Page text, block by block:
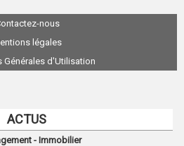
nous
légales
Générales d'Utilisation
ACTUS
- Immobilier